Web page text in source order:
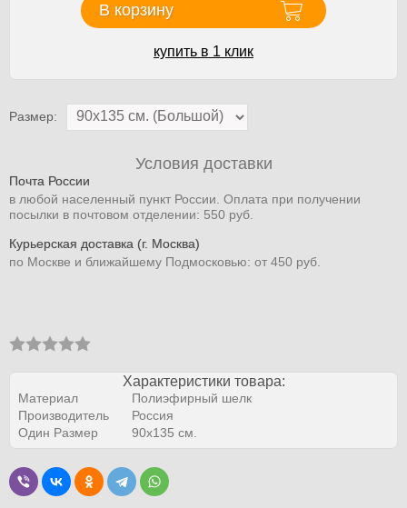
В корзину
купить в 1 клик
Размер:
Условия доставки
Почта России
в любой населенный пункт России. Оплата при получении
посылки в почтовом отделении: 550 руб.
Курьерская доставка (г. Москва)
по Москве и ближайшему Подмосковью: от 450 руб.
Характеристики товара:
Материал
Полиэфирный шелк
Производитель
Россия
Один Размер
90х135 см.